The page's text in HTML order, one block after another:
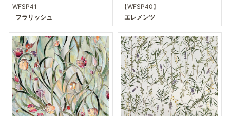
WFSP41
フラリッシュ
【WFSP40】
エレメンツ